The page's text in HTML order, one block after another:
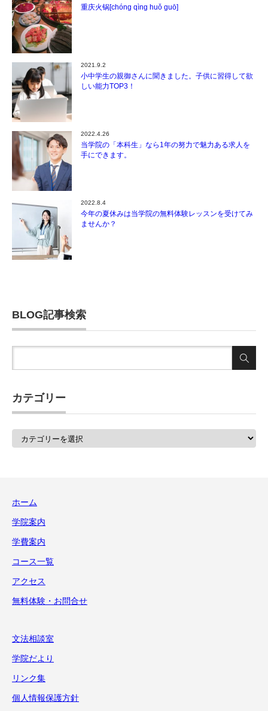
重庆火锅[chóng qìng huǒ guō]
2021.9.2
小中学生の親御さんに聞きました。子供に習得して欲
しい能力TOP3！
2022.4.26
当学院の「本科生」なら1年の努力で魅力ある求人を
手にできます。
2022.8.4
今年の夏休みは当学院の無料体験レッスンを受けてみ
ませんか？
BLOG記事検索
カテゴリー
カ
ホーム
学院案内
学費案内
コース一覧
アクセス
無料体験・お問合せ
文法相談室
学院だより
リンク集
個人情報保護方針